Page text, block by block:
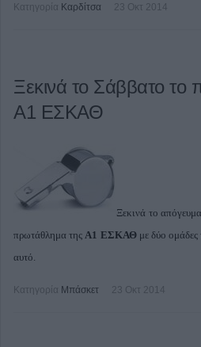
Κατηγορία Καρδίτσα 23 Οκτ 2014
Ξεκινά το Σάββατο το
Α1 ΕΣΚΑΘ
Ξεκινά το
πρωτάθλημα τηςΑ1 ΕΣΚΑΘμε δύο ομάδες
αυτό.
Κατηγορία Μπάσκετ 23 Οκτ 2014